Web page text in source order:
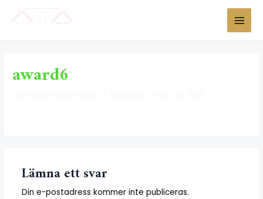
award6
Lämna ett svar
Din e-postadress kommer inte publiceras.